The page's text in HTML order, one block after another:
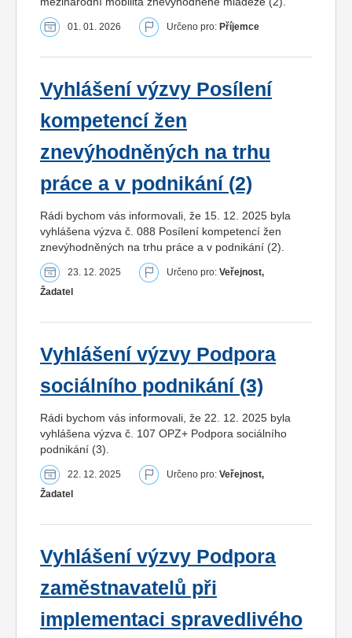
01. 01. 2026 Určeno pro: Příjemce
Vyhlášení výzvy Posílení
kompetencí žen
znevýhodněných na trhu
práce a v podnikání (2)
Rádi bychom vás informovali, že 15. 12. 2025 byla
vyhlášena výzva č. 088 Posílení kompetencí žen
znevýhodněných na trhu práce a v podnikání (2).
23. 12. 2025 Určeno pro: Veřejnost,
Žadatel
Vyhlášení výzvy Podpora
sociálního podnikání (3)
Rádi bychom vás informovali, že 22. 12. 2025 byla
vyhlášena výzva č. 107 OPZ+ Podpora sociálního
podnikání (3).
22. 12. 2025 Určeno pro: Veřejnost,
Žadatel
Vyhlášení výzvy Podpora
zaměstnavatelů při
implementaci spravedlivého